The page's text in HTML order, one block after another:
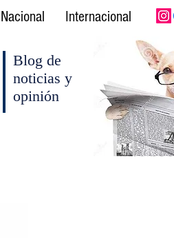
Nacional Internacional
Blog de
noticias y
opinión